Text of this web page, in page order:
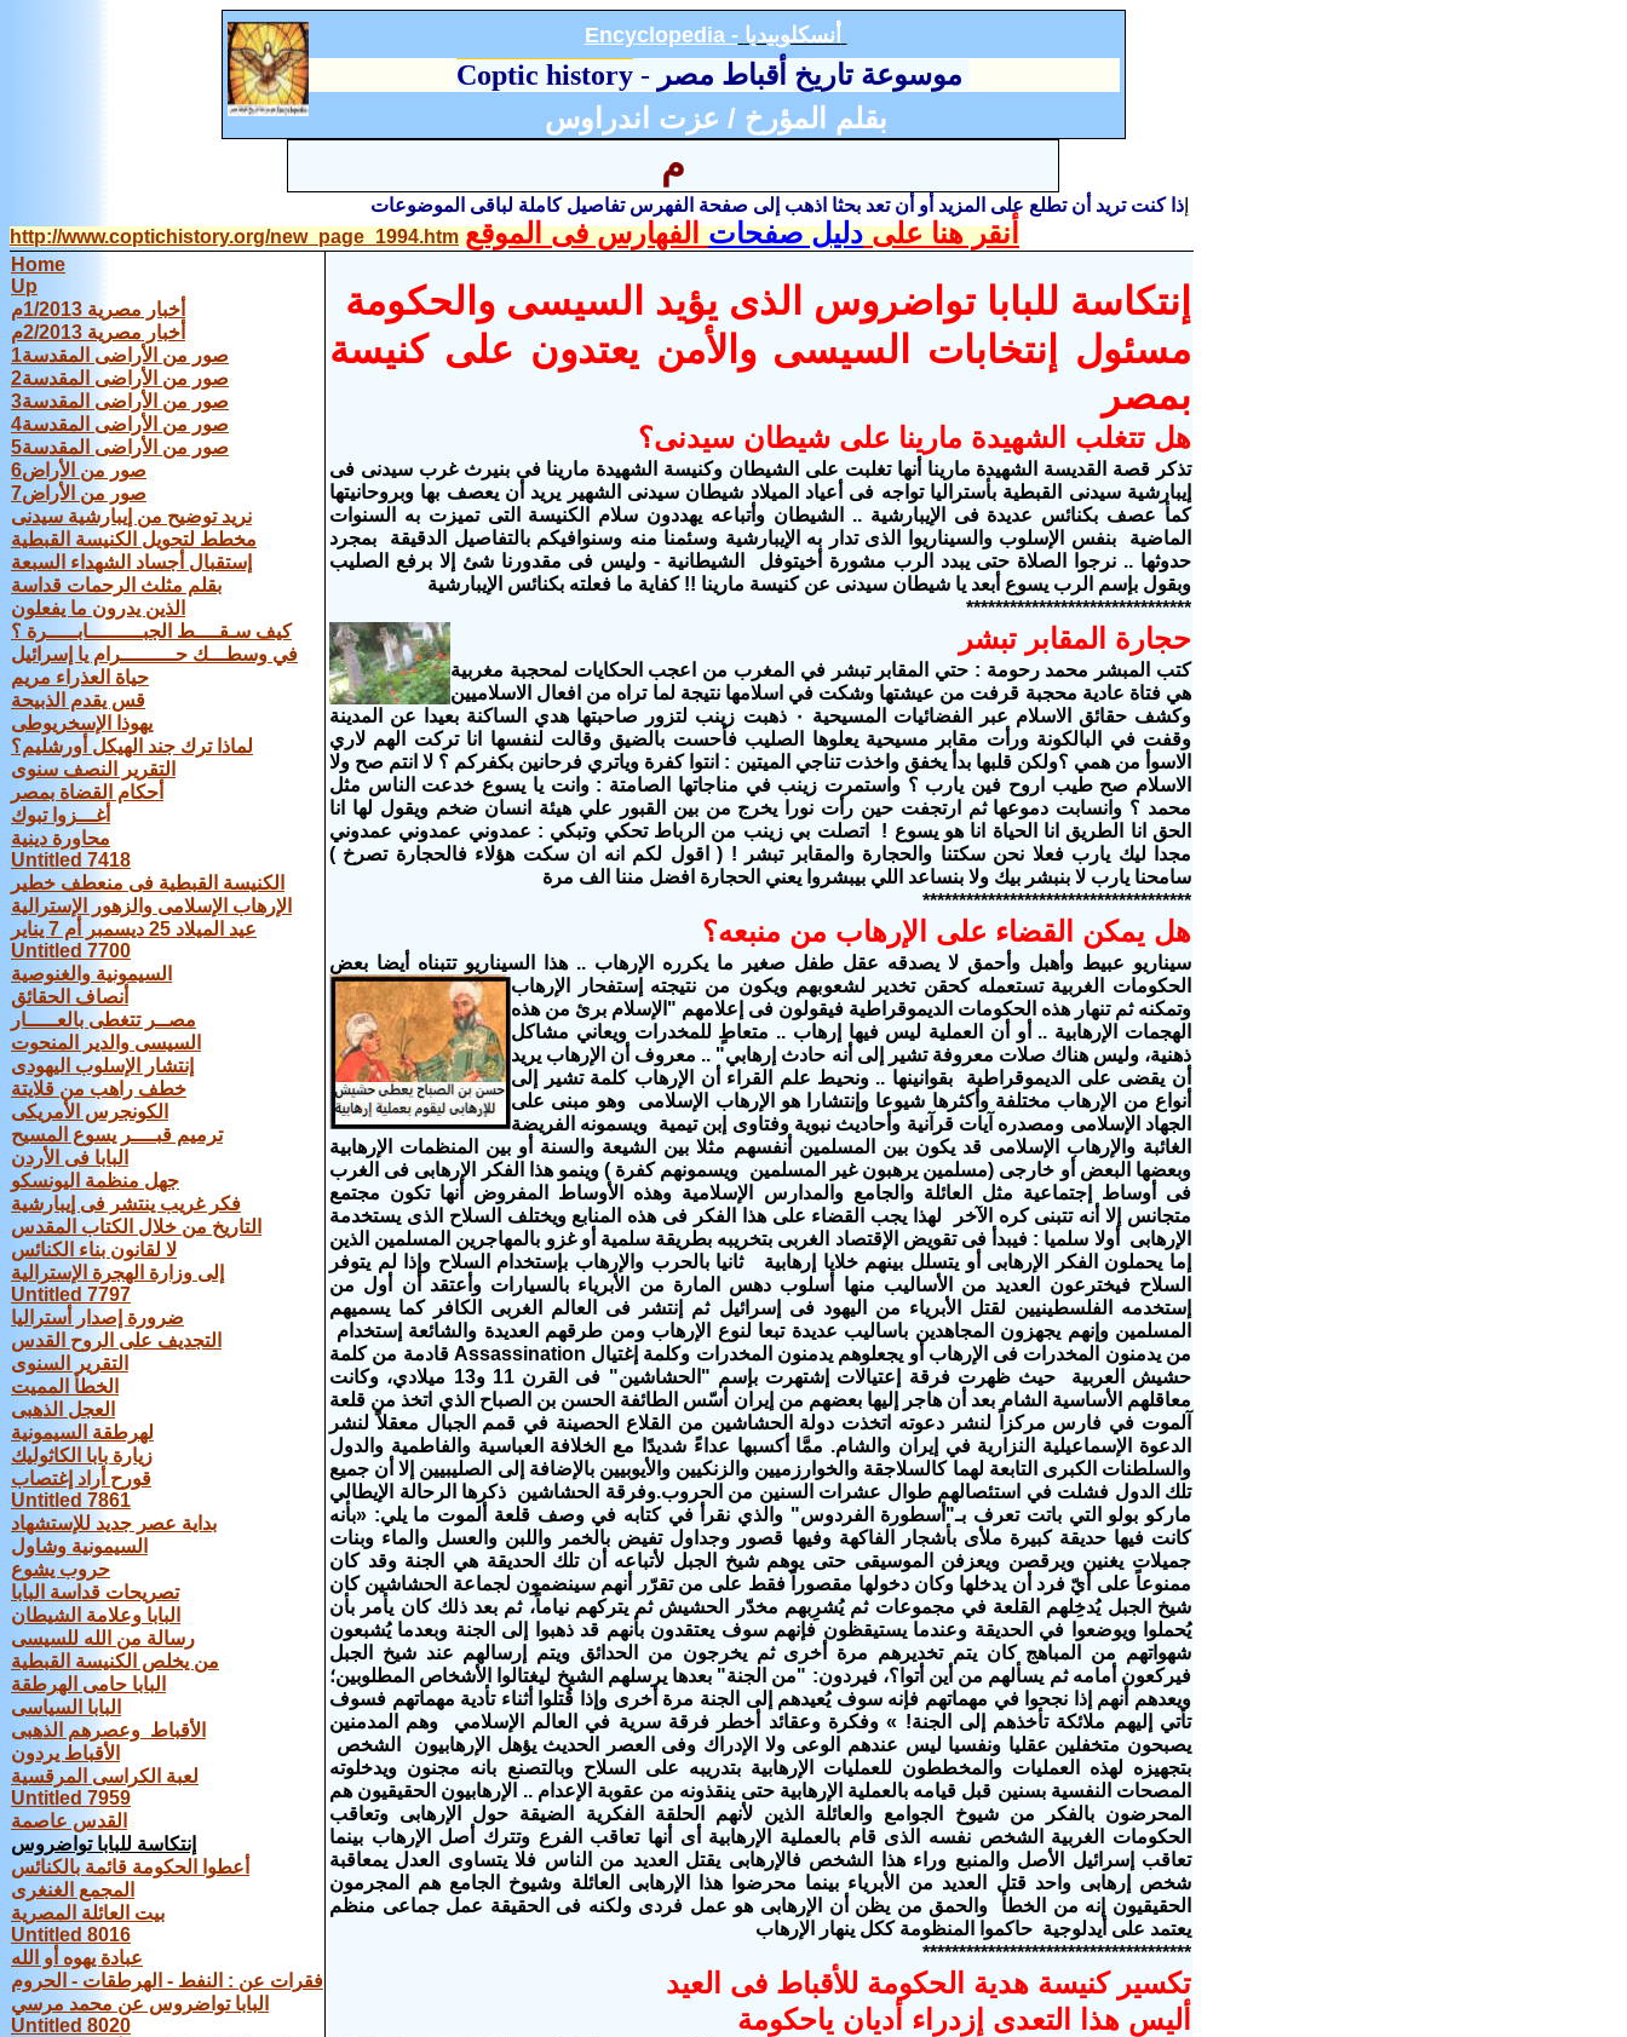
Encyclopedia - أنسكلوبيديا
موسوعة تاريخ أقباط مصر-
Coptic history
بقلم المؤرخ / عزت اندراوس
م
ذا كنت تريد أن تطلع على المزيد أو أن تعد بحثا اذهب إلى صفحة الفهرس تفاصيل كاملة لباقى الموضوعات
أنقر هنا علىدليل صفحاتالفهارس فى الموقع http://www.coptichistory.org/new_page_1994.htm
Home
Up
أخبار مصرية 1/2013م
أخبار مصرية 2/2013م
صور من الأراضى المقدسة1
صور من الأراضى المقدسة2
صور من الأراضى المقدسة3
صور من الأراضى المقدسة4
صور من الأراضى المقدسة5
صور من الأراض6
صور من الأراض7
نريد توضيح من إيبارشية سيدنى
مخطط لتحويل الكنيسة القبطية
إستقبال أجساد الشهداء السبعة
بقلم مثلث الرحمات قداسة
الذين يدرون ما يفعلون
كيف سـقــــط الجبـــــــــابـــــرة ؟
في وسطـــك حـــــــــرام يا إسرائيل
حياة العذراء مريم
قس يقدم الذبيحة
يهوذا الإسخريوطى
لماذا ترك جند الهيكل أورشليم؟
التقرير النصف سنوى
أحكام القضاة بمصر
أغـــزوا تبوك
محاورة دينية
Untitled 7418
الكنيسة القبطية فى منعطف خطير
الإرهاب الإسلامى والزهور الإسترالية
عيد الميلاد 25 ديسمبر أم 7 يناير
Untitled 7700
السيمونية والغنوصية
أنصاف الحقائق
مصــر تتغطى بالعـــــار
السيسى والدير المنحوت
إنتشار الإسلوب اليهودى
خطف راهب من قلايتة
الكونجرس الأمريكى
ترميم قبــــر يسوع المسيح
البابا فى الأردن
جهل منظمة اليونسكو
فكر غريب ينتشر فى إيبارشية
التاريخ من خلال الكتاب المقدس
لا لقانون بناء الكنائس
إلى وزارة الهجرة الإسترالية
Untitled 7797
ضرورة إصدار أستراليا
التجديف على الروح القدس
التقرير السنوى
الخطأ المميت
العجل الذهبى
لهرطقة السيمونية
زيارة بابا الكاثوليك
قورح أراد إغتصاب
Untitled 7861
بداية عصر جديد للإستشهاد
السيمونية وشاول
حروب يشوع
تصريحات قداسة البابا
البابا وعلامة الشيطان
رسالة من الله للسيسى
من يخلص الكنيسة القبطية
البابا حامى الهرطقة
البابا السياسى
الأقباط وعصرهم الذهبى
الأقباط يردون
لعبة الكراسى المرقسية
Untitled 7959
القدس عاصمة
إنتكاسة للبابا تواضروس
أعطوا الحكومة قائمة بالكنائس
المجمع الغنغرى
بيت العائلة المصرية
Untitled 8016
عبادة يهوه أو الله
فقرات عن : النفط - الهرطقات - الحروم
البابا تواضروس عن محمد مرسي
Untitled 8020
إنتكاسة للبابا تواضروس الذى يؤيد السيسى والحكومة
مسئول إنتخابات السيسى والأمن يعتدون على كنيسة
بمصر
هل تتغلب الشهيدة مارينا على شيطان سيدنى؟
تذكر قصة القديسة الشهيدة مارينا أنها تغلبت على الشيطان وكنيسة الشهيدة مارينا فى بنيرث غرب سيدنى فى
إيبارشية سيدنى القبطية بأستراليا تواجه فى أعياد الميلاد شيطان سيدنى الشهير يريد أن يعصف بها وبروحانيتها
كمأ عصف بكنائس عديدة فى الإيبارشية .. الشيطان وأتباعه يهددون سلام الكنيسة التى تميزت به السنوات
الماضية بنفس الإسلوب والسيناريوا الذى تدار به الإيبارشية وسئمنا منه وسنوافيكم بالتفاصيل الدقيقة بمجرد
حدوثها .. نرجوا الصلاة حتى يبدد الرب مشورة أخيتوفل
الشيطانية - وليس فى مقدورنا شئ إلا برفع الصليب
وبقول بإسم الرب يسوع أبعد يا شيطان سيدنى عن كنيسة مارينا !! كفاية ما فعلته بكنائس الإيبارشية
*******************************
حجارة المقابر تبشر
كتب المبشر محمد رحومة : حتي المقابر تبشر في المغرب من اعجب الحكايات لمحجبة مغربية
هي فتاة عادية محجبة قرفت من عيشتها وشكت في اسلامها نتيجة لما تراه من افعال الاسلاميين
وكشف حقائق الاسلام عبر الفضائيات المسيحية ٠ ذهبت زينب لتزور صاحبتها هدي الساكنة بعيدا عن المدينة
وقفت في البالكونة ورأت مقابر مسيحية يعلوها الصليب فأحست بالضيق وقالت لنفسها انا تركت الهم لاري
الاسوأ من همي ؟ولكن قلبها بدأ يخفق واخذت تناجي الميتين : انتوا كفرة وياتري فرحانين بكفركم ؟ لا انتم صح ولا
الاسلام صح طيب اروح فين يارب ؟ واستمرت زينب في مناجاتها الصامتة : وانت يا يسوع خدعت الناس مثل
محمد ؟ وانسابت دموعها ثم ارتجفت حين رأت نورا يخرج من بين القبور علي هيئة انسان ضخم ويقول لها انا
الحق انا الطريق انا الحياة انا هو يسوع ! اتصلت بي زينب من الرباط تحكي وتبكي : عمدوني عمدوني عمدوني
مجدا ليك يارب فعلا نحن سكتنا والحجارة والمقابر تبشر ! ( اقول لكم انه ان سكت هؤلاء فالحجارة تصرخ )
سامحنا يارب لا بنبشر بيك ولا بنساعد اللي بيبشروا يعني الحجارة افضل مننا الف مرة
*************************************
هل يمكن القضاء على الإرهاب من منبعه؟
سيناريو عبيط وأهبل وأحمق لا يصدقه عقل طفل صغير ما يكرره الإرهاب .. هذا السيناريو تتبناه أيضا بعض
الحكومات الغربية تستعمله كحقن تخدير لشعوبهم ويكون من نتيجته إستفحار الإرهاب
وتمكنه ثم تنهار هذه الحكومات الديموقراطية فيقولون فى إعلامهم "الإسلام برئ من هذه
الهجمات الإرهابية .. أو أن العملية ليس فيها إرهاب .. متعاطٍ للمخدرات ويعاني مشاكل
ذهنية، وليس هناك صلات معروفة تشير إلى أنه حادث إرهابي" .. معروف أن الإرهاب يريد
أن يقضى على الديموقراطية بقوانينها .. ونحيط علم القراء أن الإرهاب كلمة تشير إلى
أنواع من الإرهاب مختلفة وأكثرها شيوعا وإنتشارا هو الإرهاب الإسلامى وهو مبنى على
الجهاد الإسلامى ومصدره آيات قرآنية وأحاديث نبوية وفتاوى إبن تيمية ويسمونه الفريضة
الغائبة والإرهاب الإسلامى قد يكون بين المسلمين أنفسهم مثلا بين الشيعة والسنة أو بين المنظمات الإرهابية
وبعضها البعض أو خارجى (مسلمين يرهبون غير المسلمين ويسمونهم كفرة ) وينمو هذا الفكر الإرهابى فى الغرب
فى أوساط إجتماعية مثل العائلة والجامع والمدارس الإسلامية وهذه الأوساط المفروض أنها تكون مجتمع
متجانس إلا أنه تتبنى كره الآخر لهذا يجب القضاء على هذا الفكر فى هذه المنابع ويختلف السلاح الذى يستخدمة
الإرهابى أولا سلميا : فيبدأ فى تقويض الإقتصاد الغربى بتخريبه بطريقة سلمية أو غزو بالمهاجرين المسلمين الذين
إما يحملون الفكر الإرهابى أو يتسلل بينهم خلايا إرهابية ثانيا بالحرب والإرهاب بإستخدام السلاح وإذا لم يتوفر
السلاح فيخترعون العديد من الأساليب منها أسلوب دهس المارة من الأبرياء بالسيارات وأعتقد أن أول من
إستخدمه الفلسطينيين لقتل الأبرياء من اليهود فى إسرائيل ثم إنتشر فى العالم الغربى الكافر كما يسميهم
المسلمين وإنهم يجهزون المجاهدين باساليب عديدة تبعا لنوع الإرهاب ومن طرقهم العديدة والشائعة إستخدام
من يدمنون المخدرات فى الإرهاب أو يجعلوهم يدمنون المخدرات وكلمة إغتيال Assassination قادمة من كلمة
حشيش العربية حيث ظهرت فرقة إعتيالات إشتهرت بإسم "الحشاشين" فى القرن 11 و13 ميلادي، وكانت
معاقلهم الأساسية الشام بعد أن هاجر إليها بعضهم من إيران أسّس الطائفة الحسن بن الصباح الذي اتخذ من قلعة
آلموت في فارس مركزاً لنشر دعوته اتخذت دولة الحشاشين من القلاع الحصينة في قمم الجبال معقلاً لنشر
الدعوة الإسماعيلية النزارية في إيران والشام. ممَّا أكسبها عداءً شديدًا مع الخلافة العباسية والفاطمية والدول
والسلطنات الكبرى التابعة لهما كالسلاجقة والخوارزميين والزنكيين والأيوبيين بالإضافة إلى الصليبيين إلا أن جميع
تلك الدول فشلت في استئصالهم طوال عشرات السنين من الحروب.وفرقة الحشاشين ذكرها الرحالة الإيطالي
ماركو بولو التي باتت تعرف بـ"أسطورة الفردوس" والذي نقرأ في كتابه في وصف قلعة ألموت ما يلي: «بأنه
كانت فيها حديقة كبيرة ملأى بأشجار الفاكهة وفيها قصور وجداول تفيض بالخمر واللبن والعسل والماء وبنات
جميلات يغنين ويرقصن ويعزفن الموسيقى حتى يوهم شيخ الجبل لأتباعه أن تلك الحديقة هي الجنة وقد كان
ممنوعاً على أيّ فرد أن يدخلها وكان دخولها مقصوراً فقط على من تقرّر أنهم سينضمون لجماعة الحشاشين كان
شيخ الجبل يُدخِلهم القلعة في مجموعات ثم يُشرِبهم مخدّر الحشيش ثم يتركهم نياماً، ثم بعد ذلك كان يأمر بأن
يُحملوا ويوضعوا في الحديقة وعندما يستيقظون فإنهم سوف يعتقدون بأنهم قد ذهبوا إلى الجنة وبعدما يُشبعون
شهواتهم من المباهج كان يتم تخديرهم مرة أخرى ثم يخرجون من الحدائق ويتم إرسالهم عند شيخ الجبل
فيركعون أمامه ثم يسألهم من أين أتوا؟، فيردون: "من الجنة" بعدها يرسلهم الشيخ ليغتالوا الأشخاص المطلوبين؛
ويعدهم أنهم إذا نجحوا في مهماتهم فإنه سوف يُعيدهم إلى الجنة مرة أخرى وإذا قُتلوا أثناء تأدية مهماتهم فسوف
تأتي إليهم ملائكة تأخذهم إلى الجنة! » وفكرة وعقائد أخطر فرقة سرية في العالم الإسلامي
وهم المدمنين
يصبحون متخفلين عقليا ونفسيا ليس عندهم الوعى ولا الإدراك وفى العصر الحديث يؤهل الإرهابيون الشخص
بتجهيزه لهذه العمليات والمخططون للعمليات الإرهابية بتدريبه على السلاح وبالتصنع بانه مجنون ويدخلوته
المصحات النفسية بسنين قبل قيامه بالعملية الإرهابية حتى ينقذونه من عقوبة الإعدام .. الإرهابيون الحقيقيون هم
المحرضون بالفكر من شيوخ الجوامع والعائلة الذين لأنهم الحلقة الفكرية الضيقة حول الإرهابى وتعاقب
الحكومات الغربية الشخص نفسه الذى قام بالعملية الإرهابية أى أنها تعاقب الفرع وتترك أصل الإرهاب بينما
تعاقب إسرائيل الأصل والمنبع وراء هذا الشخص فالإرهابى يقتل العديد من الناس فلا يتساوى العدل يمعاقبة
شخص إرهابى واحد قتل العديد من الأبرياء بينما محرضوا هذا الإرهابى العائلة وشيوخ الجامع هم المجرمون
الحقيقيون
إنه من الخطأ والحمق من يظن أن الإرهابى هو عمل فردى ولكنه فى الحقيقة عمل جماعى منظم
يعتمد على أيدلوجية حاكموا المنظومة ككل ينهار الإرهاب
*************************************
تكسير كنيسة هدية الحكومة للأقباط فى العيد
أليس هذا التعدى إزدراء أديان ياحكومة